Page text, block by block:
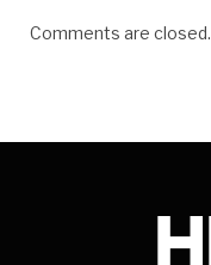
Comments are closed.